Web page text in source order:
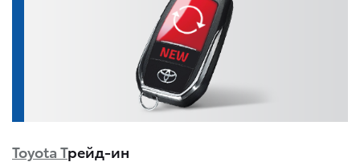
Toyota Трейд-ин